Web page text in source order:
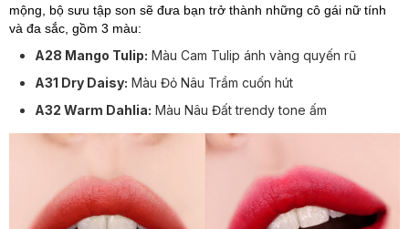
mộng, bộ sưu tập son sẽ đưa bạn trở thành những cô gái nữ tính
và đa sắc, gồm 3 màu:
A28 Mango Tulip: Màu Cam Tulip ánh vàng quyến rũ
A31 Dry Daisy: Màu Đỏ Nâu Trầm cuốn hút
A32 Warm Dahlia: Màu Nâu Đất trendy tone ấm